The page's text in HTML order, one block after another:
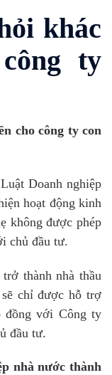
khác
ty
cho công ty con
Doanh nghiệp
hoạt động kinh
không được phép
chủ đầu tư.
thành nhà thầu
chỉ được hỗ trợ
đồng với Công ty
đầu tư.
nhà nước thành